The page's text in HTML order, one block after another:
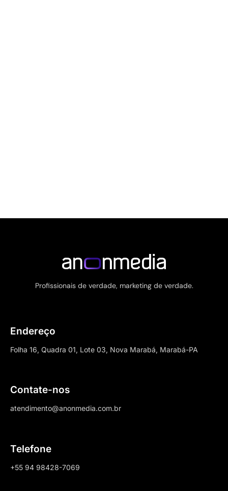
Profissionais de verdade, marketing de verdade.
Endereço
Folha 16, Quadra 01, Lote 03, Nova Marabá, Marabá-PA
Contate-nos
atendimento@anonmedia.com.br
Telefone
+55 94 98428-7069